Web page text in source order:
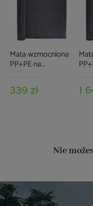
Mata wzmocniona
PP+PE na
500 cm szara
339 zł m
1
Nie